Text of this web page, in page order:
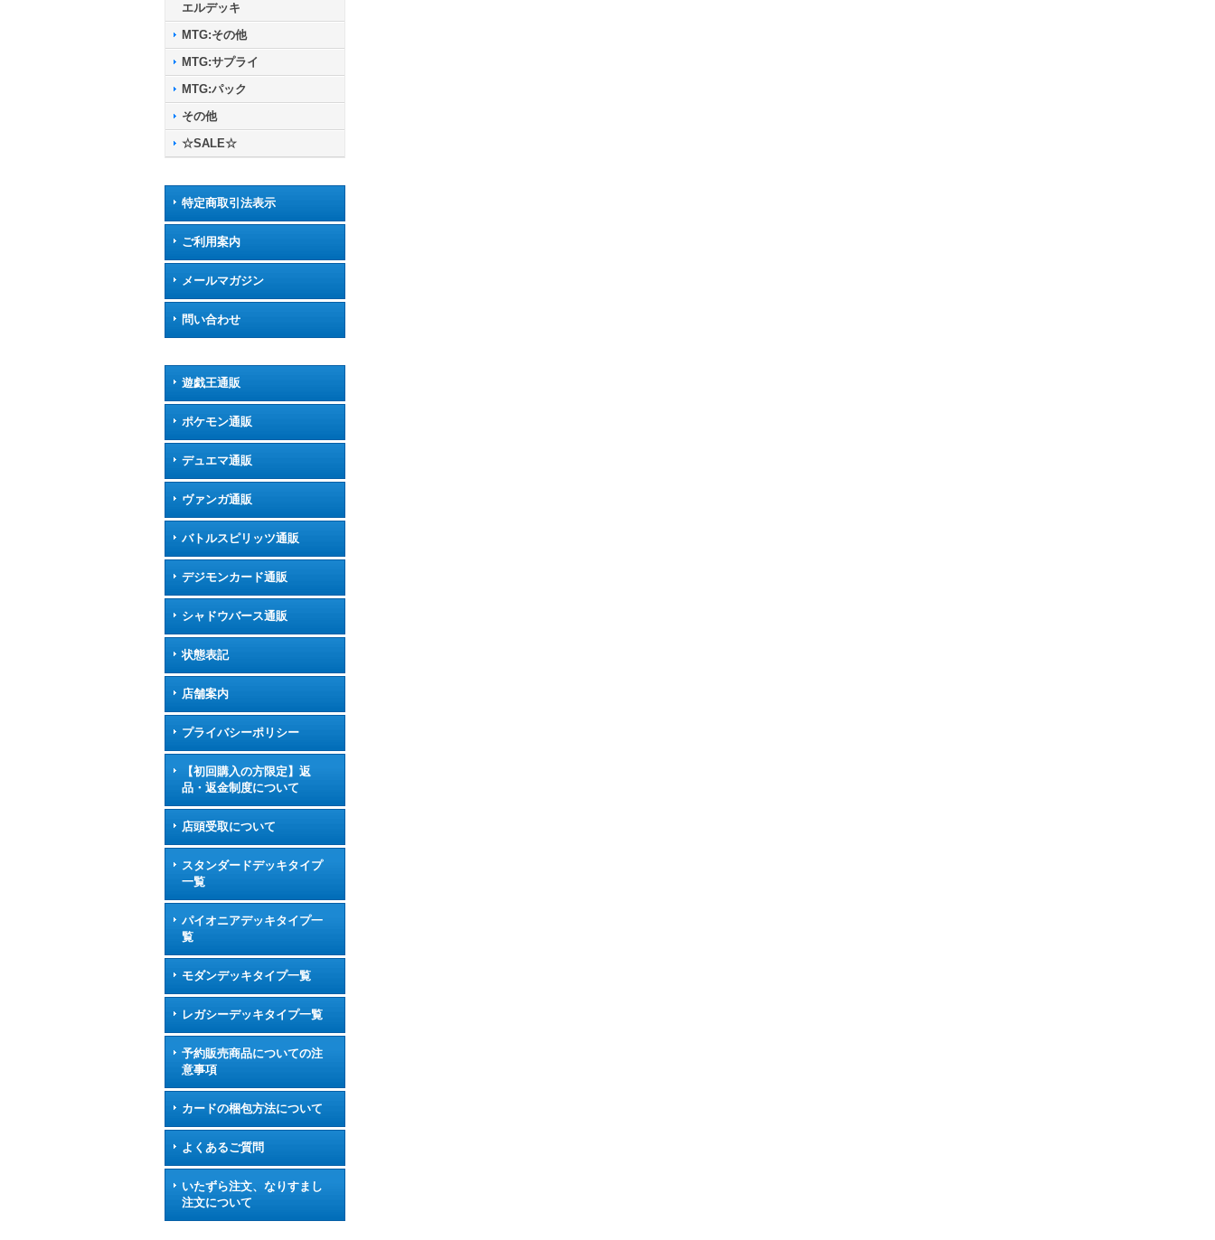
エルデッキ
MTG:その他
MTG:サプライ
MTG:パック
その他
☆SALE☆
特定商取引法表示
ご利用案内
メールマガジン
問い合わせ
遊戯王通販
ポケモン通販
デュエマ通販
ヴァンガ通販
バトルスピリッツ通販
デジモンカード通販
シャドウバース通販
状態表記
店舗案内
プライバシーポリシー
【初回購入の方限定】返
品・返金制度について
店頭受取について
スタンダードデッキタイプ
一覧
パイオニアデッキタイプ一
覧
モダンデッキタイプ一覧
レガシーデッキタイプ一覧
予約販売商品についての注
意事項
カードの梱包方法について
よくあるご質問
いたずら注文、なりすまし
注文について